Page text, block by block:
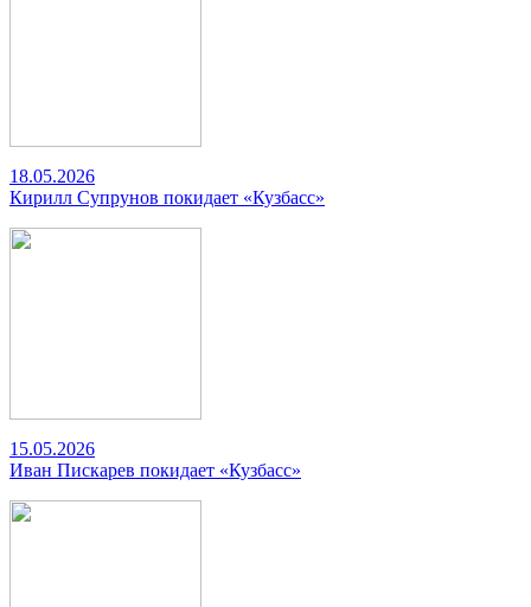
18.05.2026
Кирилл Супрунов покидает «Кузбасс»
15.05.2026
Иван Пискарев покидает «Кузбасс»